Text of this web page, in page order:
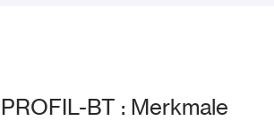
PROFIL-BT : Merkmale